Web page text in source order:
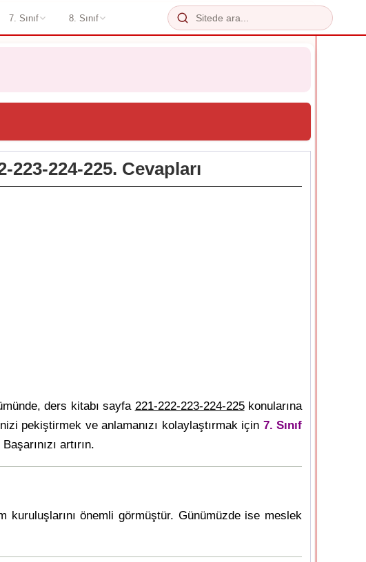
7. Sınıf 8. Sınıf
223-224-225. Cevapları
ders kitabı sayfa 221-222-223-224-225konularına
pekiştirmek ve anlamanızı kolaylaştırmak için 7. Sınıf
artırın.
önemli görmüştür. Günümüzde ise meslek